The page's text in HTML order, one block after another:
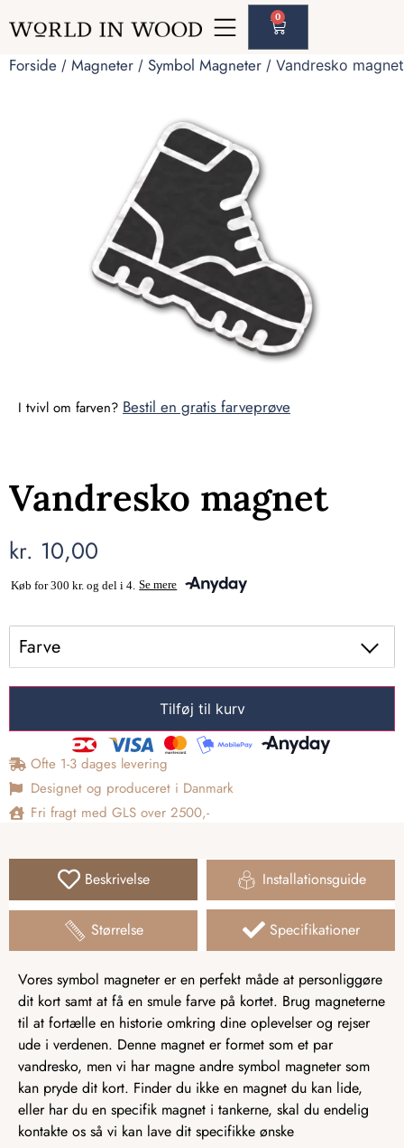
0
Forside / Magneter / Symbol Magneter / Vandresko magnet
I tvivl om farven? Bestil en gratis farveprøve
Vandresko magnet
kr. 10,00
Farve
Tilføj til kurv
Ofte 1-3 dages levering
Designet og produceret i Danmark
Fri fragt med GLS over 2500,-
Beskrivelse
Størrelse
Installationsguide
Specifikationer
Vores symbol magneter er en perfekt måde at personliggøre
dit kort samt at få en smule farve på kortet. Brug magneterne
til at fortælle en historie omkring dine oplevelser og rejser
ude i verdenen. Denne magnet er formet som et par
vandresko, men vi har magne andre symbol magneter som
kan pryde dit kort. Finder du ikke en magnet du kan lide,
eller har du en specifik magnet i tankerne, skal du endelig
kontakte os så vi kan lave dit specifikke ønske